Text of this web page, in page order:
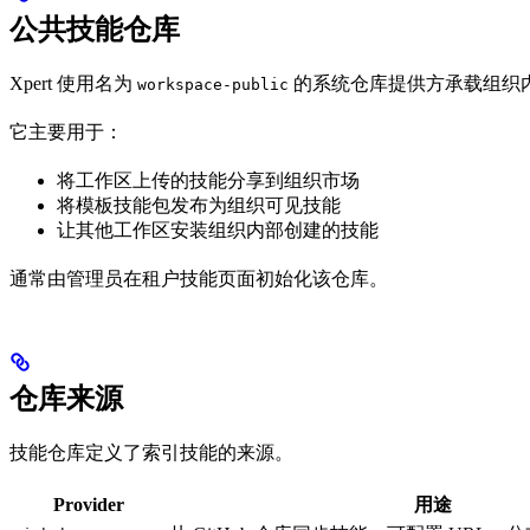
公共技能仓库
Xpert 使用名为 workspace-public 的系统仓库提供方承载组织
它主要用于：
将工作区上传的技能分享到组织市场
将模板技能包发布为组织可见技能
让其他工作区安装组织内部创建的技能
通常由管理员在租户技能页面初始化该仓库。
仓库来源
技能仓库定义了索引技能的来源。
Provider 用途